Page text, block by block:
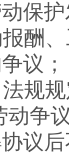
保
报酬
议；
法规
动争
议